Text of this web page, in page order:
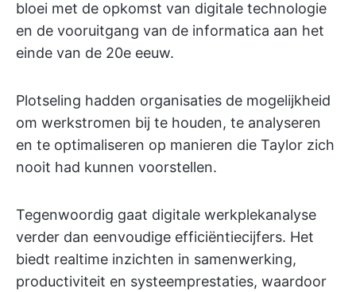
bloei met de opkomst van digitale technologie
en de vooruitgang van de informatica aan het
einde van de 20e eeuw.
Plotseling hadden organisaties de mogelijkheid
om werkstromen bij te houden, te analyseren
en te optimaliseren op manieren die Taylor zich
nooit had kunnen voorstellen.
Tegenwoordig gaat digitale werkplekanalyse
verder dan eenvoudige efficiëntiecijfers. Het
biedt realtime inzichten in samenwerking,
productiviteit en systeemprestaties, waardoor